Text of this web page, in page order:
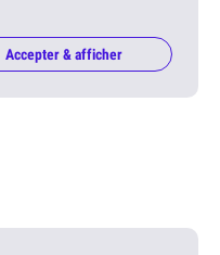
Accepter & afficher